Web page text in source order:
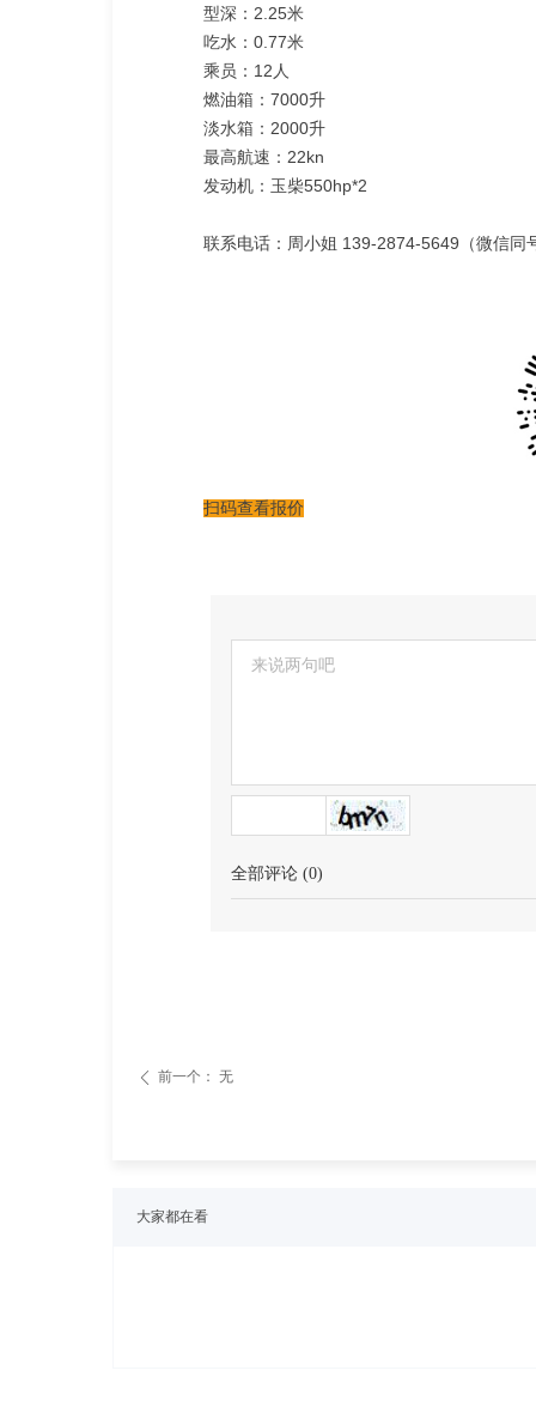
ꄴ 前一个： 无
型深：2.25米
吃水：0.77米
乘员：12人
燃油箱：7000升
淡水箱：2000升
最高航速：22kn
发动机：玉柴550hp*2
联系电话：周小姐 139-2874-5649（微信同
扫码查看报价
全部评论 (0)
大家都在看